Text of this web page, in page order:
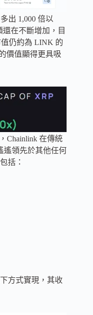
出 1,000 倍以
還在不斷增加，目
仍約為 LINK 的
價值顯得更具吸
Chainlink 在傳統
遙領先於其他任何
括：
方式實現，其收